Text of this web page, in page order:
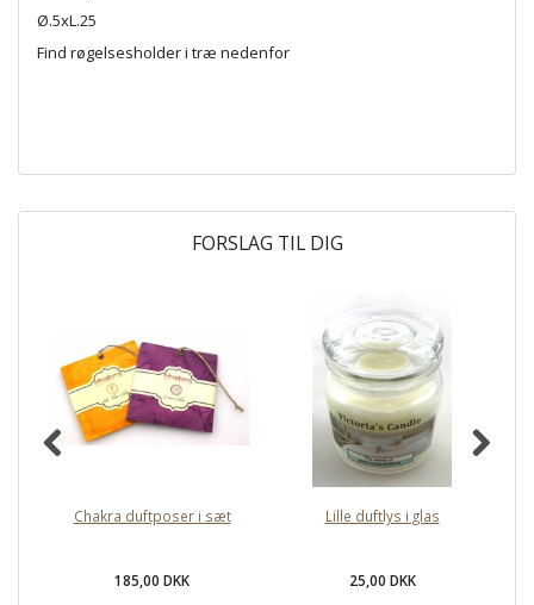
Ø.5xL.25
Find røgelsesholder i træ nedenfor
FORSLAG TIL DIG
Chakra duftposer i sæt
185,00 DKK
Lille duftlys i glas
25,00 DKK